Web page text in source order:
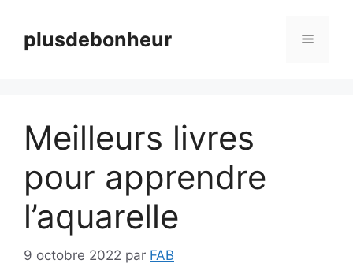
contenuplusdebonheur Menu
Meilleurs livres
pour apprendre
l’aquarelle
9 octobre 2022 par FAB